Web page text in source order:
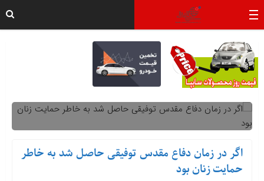
اگر در زمان دفاع مقدس توفیقی حاصل شد به خاطر
حمایت زنان بود